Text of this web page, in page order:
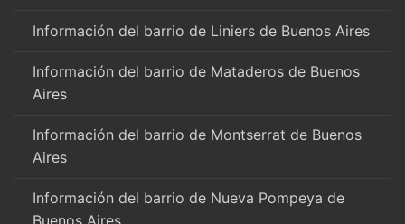
Información del barrio de Liniers de Buenos Aires
Información del barrio de Mataderos de Buenos
Aires
Información del barrio de Montserrat de Buenos
Aires
Información del barrio de Nueva Pompeya de